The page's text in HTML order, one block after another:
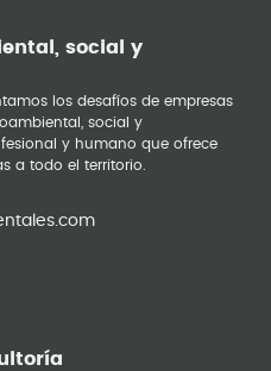
social y
los desafíos de empresas
social y
y humano que ofrece
a todo el territorio.